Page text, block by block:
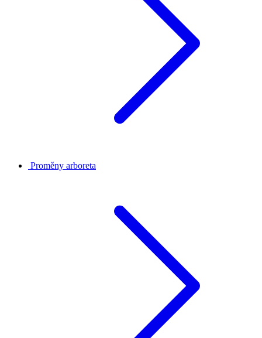
Proměny arboreta